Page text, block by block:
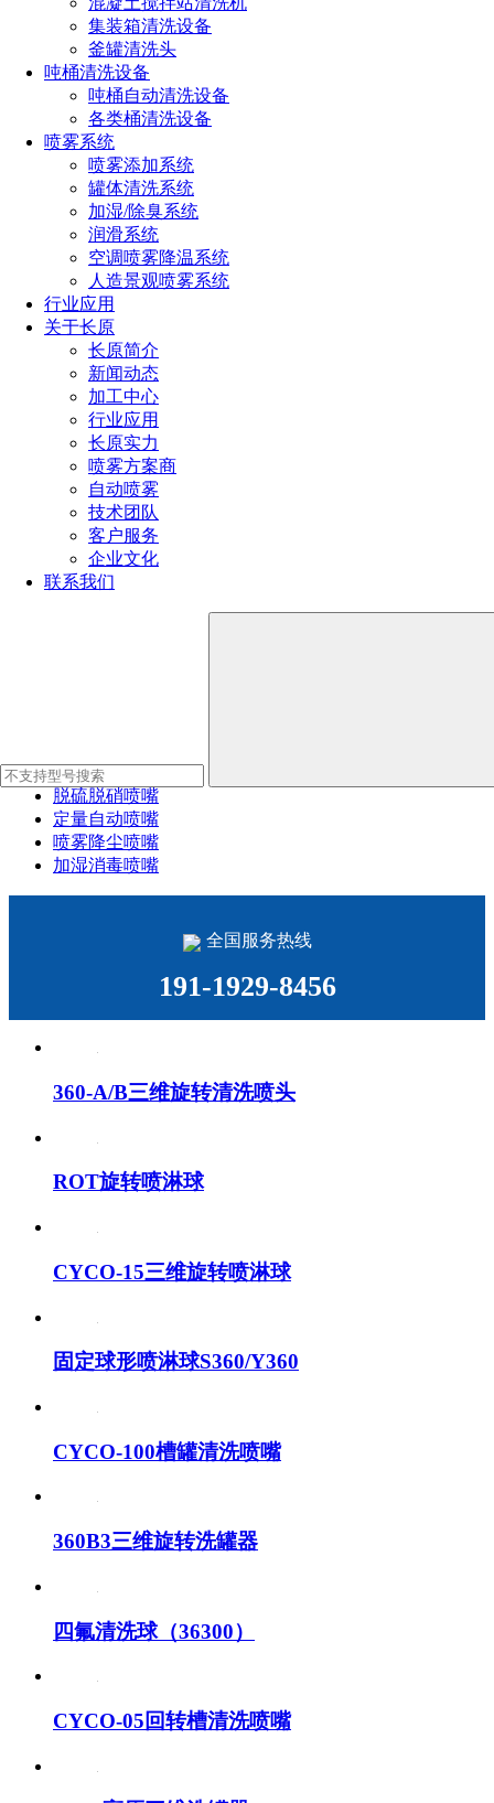
集装箱清洗设备
釜罐清洗头
吨桶清洗设备
吨桶自动清洗设备
各类桶清洗设备
喷雾系统
喷雾添加系统
罐体清洗系统
加湿/除臭系统
润滑系统
空调喷雾降温系统
人造景观喷雾系统
行业应用
关于长原
长原简介
新闻动态
加工中心
行业应用
长原实力
喷雾方案商
自动喷雾
技术团队
客户服务
企业文化
联系我们
Previous Next
工业清洗喷嘴
脱硫脱硝喷嘴
定量自动喷嘴
喷雾降尘喷嘴
加湿消毒喷嘴
全国服务热线
191-1929-8456
360-A/B三维旋转清洗喷头
ROT旋转喷淋球
CYCO-15三维旋转喷淋球
固定球形喷淋球S360/Y360
CYCO-100槽罐清洗喷嘴
360B3三维旋转洗罐器
四氟清洗球（36300）
CYCO-05回转槽清洗喷嘴